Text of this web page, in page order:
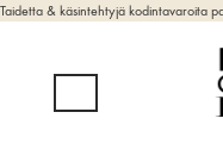
Taidetta & käsintehtyjä kodintavaroita